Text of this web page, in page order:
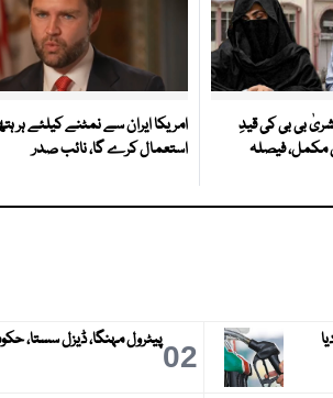
بی بی کی قیدِ
مکمل، فیصلہ
امریکا ایران سے نمٹنے کیلئے ہر
استعمال کرے گا، نائب صدر
02پیٹرول مہنگا، ڈیزل سستا،